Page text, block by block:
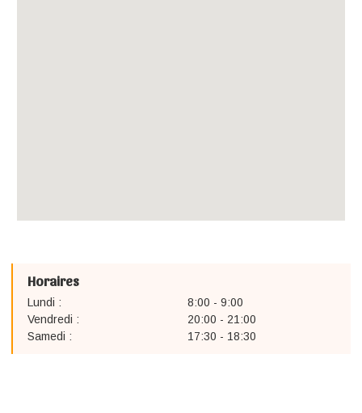
Horaires
Lundi :
8:00 - 9:00
Vendredi :
20:00 - 21:00
Samedi :
17:30 - 18:30